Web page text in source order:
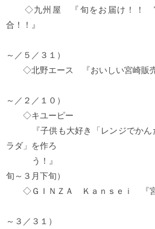
◇九州屋 『旬をお届け！！ 宮
合！！』
（１
～／５／３１）
◇北野エース 『おいしい宮崎販売
（１
～／２／１０）
◇キユーピー
『子供も大好き「レンジでかん
ラダ」を作ろ
う！』
旬～３月下旬）
◇ＧＩＮＺＡ Ｋａｎｓｅｉ 『宮
（３
～３／３１）